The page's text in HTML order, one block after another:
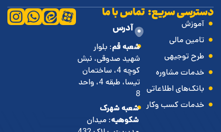
دسترسی سریع:
آموزش
تامین مالی
طرح توجیهی
خدمات مشاوره
بانک‌های اطلاعاتی
خدمات کسب وکار
تماس با ما
آدرس
شعبه قم: بلوار
شهید صدوقی، نبش
کوچه 4، ساختمان
تیسا، طبقه 4، واحد
8
شعبه شهرک
شکوهیه: میدان